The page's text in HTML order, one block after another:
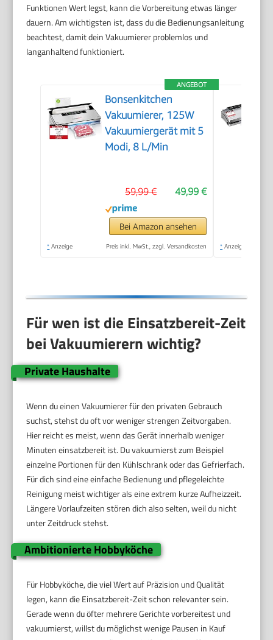
Funktionen Wert legst, kann die Vorbereitung etwas länger
dauern. Am wichtigsten ist, dass du die Bedienungsanleitung
beachtest, damit dein Vakuumierer problemlos und
langanhaltend funktioniert.
ANGEBOT
Bonsenkitchen
Vakuumierer, 125W
Vakuumiergerät mit 5
Modi, 8 L/Min
49,99 €
59,99 €
Bei Amazon ansehen
* Anzeige Preis inkl. MwSt., zzgl. Versandkosten * Anzeige
Für wen ist die Einsatzbereit-Zeit
bei Vakuumierern wichtig?
Private Haushalte
Wenn du einen Vakuumierer für den privaten Gebrauch
suchst, stehst du oft vor weniger strengen Zeitvorgaben.
Hier reicht es meist, wenn das Gerät innerhalb weniger
Minuten einsatzbereit ist. Du vakuumierst zum Beispiel
einzelne Portionen für den Kühlschrank oder das Gefrierfach.
Für dich sind eine einfache Bedienung und pflegeleichte
Reinigung meist wichtiger als eine extrem kurze Aufheizzeit.
Längere Vorlaufzeiten stören dich also selten, weil du nicht
unter Zeitdruck stehst.
Ambitionierte Hobbyköche
Für Hobbyköche, die viel Wert auf Präzision und Qualität
legen, kann die Einsatzbereit-Zeit schon relevanter sein.
Gerade wenn du öfter mehrere Gerichte vorbereitest und
vakuumierst, willst du möglichst wenige Pausen in Kauf